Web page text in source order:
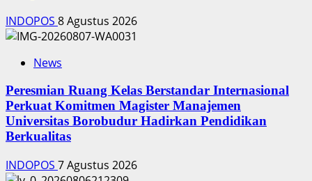
INDOPOS 8 Agustus 2026
News
Peresmian Ruang Kelas Berstandar Internasional
Perkuat Komitmen Magister Manajemen
Universitas Borobudur Hadirkan Pendidikan
Berkualitas
INDOPOS 7 Agustus 2026